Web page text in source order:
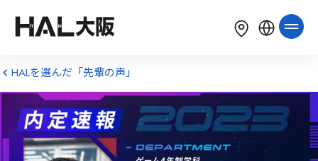
LANGUAGE
English
한국어 Tiếng Việt
HALを選んだ「先輩の声」